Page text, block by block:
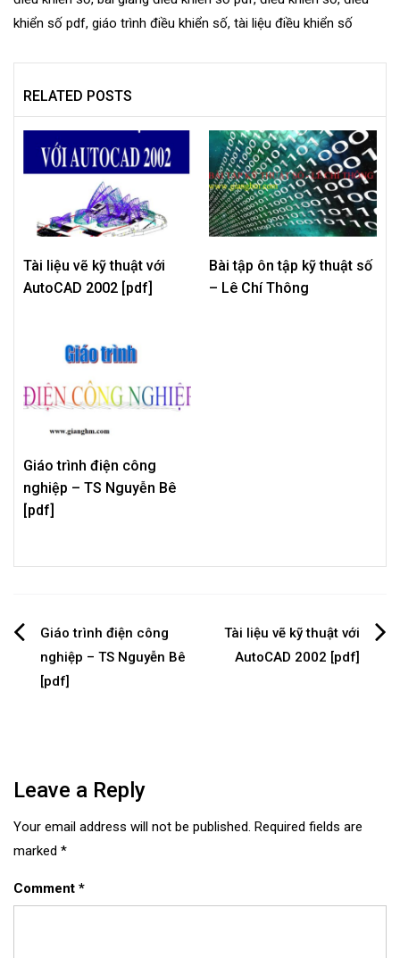
khiển số pdf, giáo trình điều khiển số, tài liệu điều khiển số
RELATED POSTS
Tài liệu vẽ kỹ thuật với
AutoCAD 2002 [pdf]
Bài tập ôn tập kỹ thuật số
– Lê Chí Thông
Giáo trình điện công
nghiệp – TS Nguyễn Bê
[pdf]
Post
navigation
Giáo trình điện công
nghiệp – TS Nguyễn Bê
[pdf]
Tài liệu vẽ kỹ thuật với
AutoCAD 2002 [pdf]
Leave a Reply
Your email address will not be published. Required fields are
marked *
Comment *